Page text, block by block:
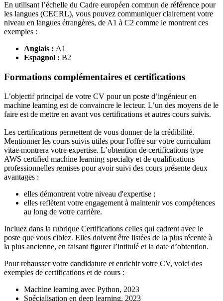
En utilisant l’échelle du Cadre européen commun de référence pour
les langues (CECRL), vous pouvez communiquer clairement votre
niveau en langues étrangères, de A1 à C2 comme le montrent ces
exemples :
Anglais : A1
Espagnol : B2
Formations complémentaires et certifications
L’objectif principal de votre CV pour un poste d’ingénieur en
machine learning est de convaincre le lecteur. L’un des moyens de le
faire est de mettre en avant vos certifications et autres cours suivis.
Les certifications permettent de vous donner de la crédibilité.
Mentionner les cours suivis utiles pour l'offre sur votre curriculum
vitae montrera votre expertise. L’obtention de certifications type
AWS certified machine learning specialty et de qualifications
professionnelles remises pour avoir suivi des cours présente deux
avantages :
elles démontrent votre niveau d'expertise ;
elles reflètent votre engagement à maintenir vos compétences
au long de votre carrière.
Incluez dans la rubrique Certifications celles qui cadrent avec le
poste que vous ciblez. Elles doivent être listées de la plus récente à
la plus ancienne, en faisant figurer l’intitulé et la date d’obtention.
Pour rehausser votre candidature et enrichir votre CV, voici des
exemples de certifications et de cours :
Machine learning avec Python, 2023
Spécialisation en deep learning, 2023